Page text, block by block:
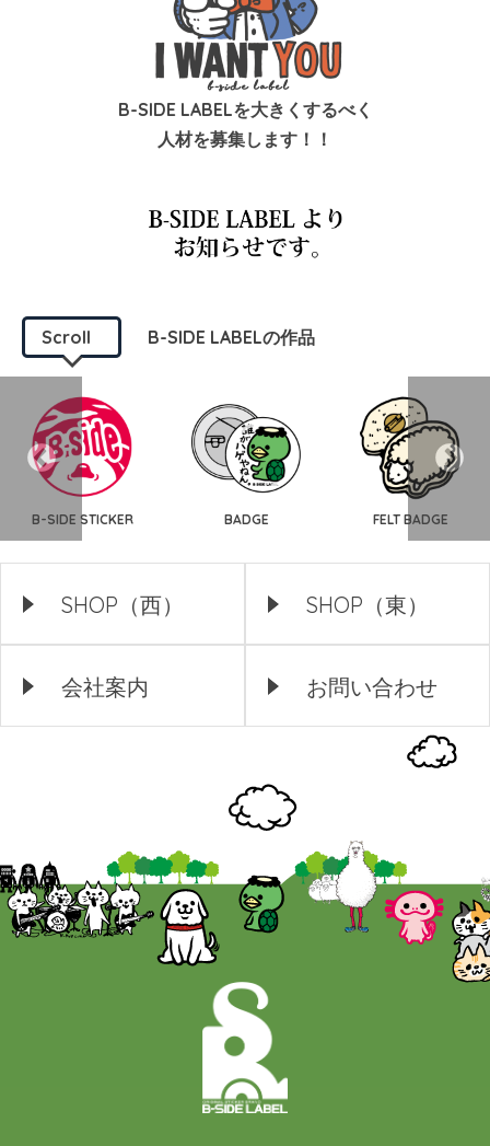
B-SIDE LABELを大きくするべく
人材を募集します！！
Scroll B-SIDE LABELの作品
B-SIDE STICKER BADGE FELT BADGE
SHOP（西） SHOP（東）
会社案内 お問い合わせ